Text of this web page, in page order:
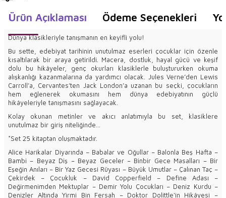
Ürün Açıklaması Ödeme Seçenekleri
Dünya klasikleriyle tanışmanın en keyifli yolu!
Bu sette, edebiyat tarihinin unutulmaz eserleri çocuklar için özenle
kısaltılarak bir araya getirildi. Macera, dostluk, hayal gücü ve keşif
dolu bu hikâyeler, genç okurları klasiklerle buluştururken okuma
alışkanlığı kazanmalarına da yardımcı olacak. Jules Verne’den Lewis
Carroll’a, Cervantes’ten Jack London’a uzanan bu seçki, çocukların
hem eğlenerek okumasını hem dünya edebiyatının güçlü
hikâyeleriyle tanışmasını sağlayacak.
Kolay okunan metinler ve akıcı anlatımıyla bu set, klasiklere
unutulmaz bir giriş niteliğinde…
*Set 25 kitaptan oluşmaktadır.
Alice Harikalar Diyarında – Babalar ve Oğullar – Balonla Beş Hafta –
Bambi – Beyaz Diş – Beyaz Geceler – Binbir Gece Masalları – Bir
Eşeğin Anıları – Bir Yaz Gecesi Rüyası – Büyük Umutlar – Çalınan Taç –
Çekirdek – Çocukluk – David Copperfield – Define Adası –
Değirmenimden Mektuplar – Demir Yolu Çocukları – Deniz Kurdu –
Denizler Altında Yirmi Bin Fersah – Doktor Dolittle‘in Hikâyesi –